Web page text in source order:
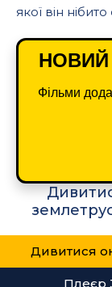
якої він нібито
НОВИЙ
Фільми
Дивитися
Плеєр